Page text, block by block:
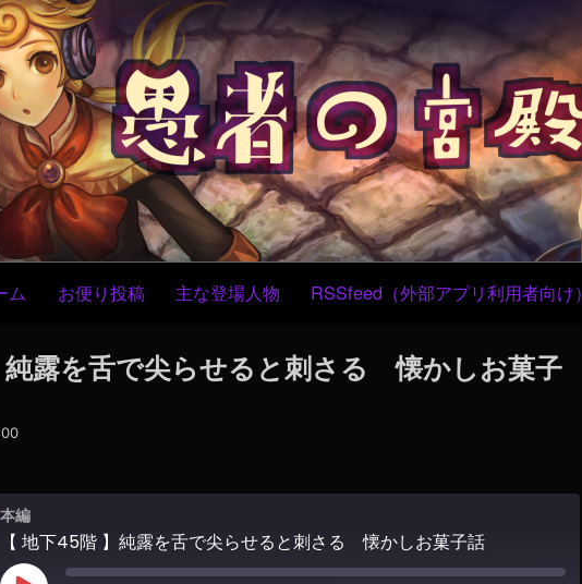
ン
テ
ン
ツ
へ
ス
キ
ッ
プ
ム お便り投稿 主な登場人物 RSSfeed（外部アプリ利用者向け）
純露を舌で尖らせると刺さる 懐かしお菓子
本編
【 地下45階 】純露を舌で尖らせると刺さる 懐かしお菓子話